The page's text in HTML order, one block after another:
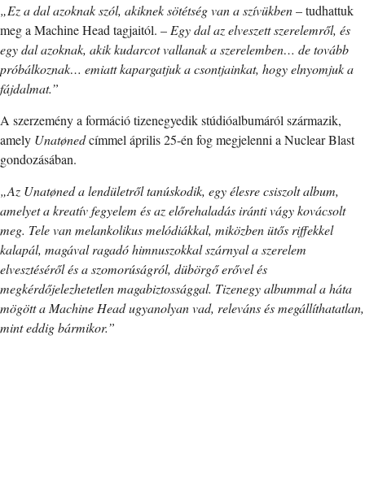
„Ez a dal azoknak szól, akiknek sötétség van a szívükben– tudhattuk
meg a Machine Head tagjaitól. – Egy dal az elveszett szerelemről, és
egy dal azoknak, akik kudarcot vallanak a szerelemben… de tovább
próbálkoznak… emiatt kapargatjuk a csontjainkat, hogy elnyomjuk a
fájdalmat.”
A szerzemény a formáció tizenegyedik stúdióalbumáról származik,
amely Unatønedcímmel április 25-én fog megjelenni a Nuclear Blast
gondozásában.
„Az Unatøned a lendületről tanúskodik, egy élesre csiszolt album,
amelyet a kreatív fegyelem és az előrehaladás iránti vágy kovácsolt
meg. Tele van melankolikus melódiákkal, miközben ütős riffekkel
kalapál, magával ragadó himnuszokkal szárnyal a szerelem
elvesztéséről és a szomorúságról, dübörgő erővel és
megkérdőjelezhetetlen magabiztossággal. Tizenegy albummal a háta
mögött a Machine Head ugyanolyan vad, releváns és megállíthatatlan,
mint eddig bármikor.”